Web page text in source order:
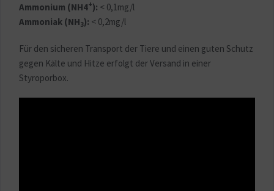
Ammonium (NH4+): < 0,1mg/l
Ammoniak (NH3): < 0,2mg/l
Für den sicheren Transport der Tiere und einen guten Schutz
gegen Kälte und Hitze erfolgt der Versand in einer
Styroporbox.
Sonstige